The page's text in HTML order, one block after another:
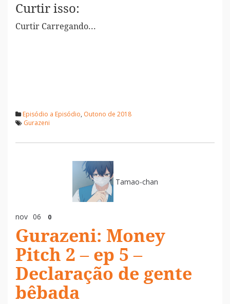
Curtir isso:
Curtir Carregando...
Episódio a Episódio, Outono de 2018
Gurazeni
Tamao-chan
nov 06 0
Gurazeni: Money
Pitch 2 – ep 5 –
Declaração de gente
bêbada